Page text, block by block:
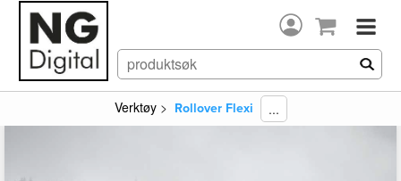
Verktøy> Rollover Flexi ...